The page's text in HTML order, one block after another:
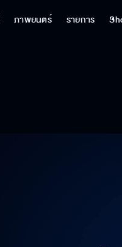
ภาพยนตร์ รายการ